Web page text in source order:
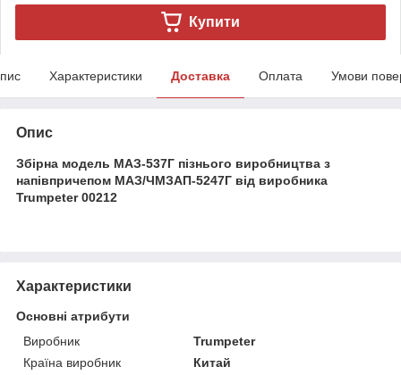
Купити
Характеристики Доставка Оплата Умови
Опис
Збірна модель МАЗ-537Г пізнього виробництва з
напівпричепом МАЗ/ЧМЗАП-5247Г від виробника
Trumpeter 00212
Характеристики
Основні атрибути
Виробник
Trumpeter
Країна виробник
Китай